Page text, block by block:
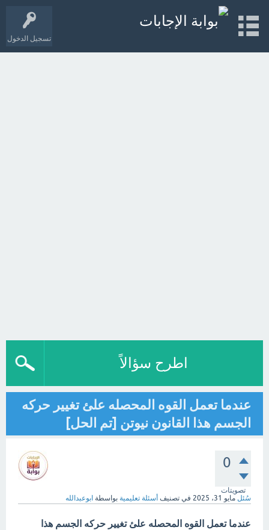
تسجيل الدخول
اطرح سؤالاً
عندما تعمل القوه المحصله علئ تغيير حركه
الجسم هذا القانون نيوتن [تم الحل]
0
تصويتات
سُئل مايو 31، 2025 في تصنيف أسئلة تعليمية بواسطة ابوعبدالله
عندما تعمل القوه المحصله علئ تغيير حركه الجسم هذا